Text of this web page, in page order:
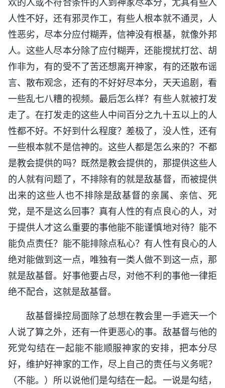
欢的人或不符合条件的人到神家尽本分，尤其有些人
人性不好，还有邪灵作工，有些人根本就不通灵，人
性恶劣，尽本分应付糊弄，信神没有根基，就像外邦
人。这些人尽本分除了应付糊弄，还能搅扰打岔、胡
作非为，有的受不了苦还想离开神家，有的还散布谣
言、散布观念，还有的不好好尽本分，天天追剧，看
一些乱七八糟的视频。最后怎么样？有些人就被打发
走了。在打发走的这些人中间百分之九十五以上的人
性都不好。不好到什么程度？差极了，没人性，还有
一些根本就不是信神的。这些人都是怎么来的？不都
是教会提供的吗？既然是教会提供的，那提供这些人
的人就有问题了，不排除有的就是敌基督，而被提供
出来的这些人也不排除是敌基督的亲属、亲信、死
党，是不是这么回事？真有人性的有点良心的人，对
于提供人才这么重要的事他能不能谨慎地对待？能不
能负点责任？能不能排除点私心？有人性有良心的人
绝对能做到这一点，唯独有一类人做不到这一点，那
就是敌基督。好事他要占尽，对他不利的事他一律拒
绝不配合，这就是敌基督。
敌基督操控局面除了总想在教会里一手遮天一个
人说了算之外，还有一件更恶心的事。敌基督与他的
死党勾结在一起能不能顺服神家的安排，把本分尽
好，维护好神家的工作，尽上自己的责任与义务呢？
（不能。）所以说他们是勾结在一起。一说是勾结，